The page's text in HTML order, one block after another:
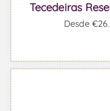
Tecedeiras
Desde